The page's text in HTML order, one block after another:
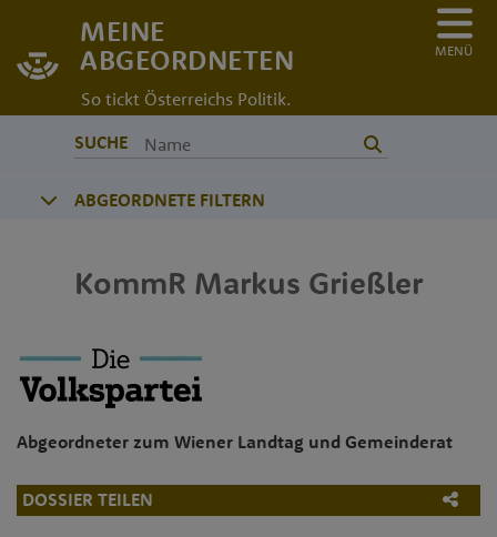
MEINE
ABGEORDNETEN
So tickt Österreichs Politik.
MENÜ
SUCHE
ABGEORDNETE FILTERN
KommR Markus Grießler
Abgeordneter zum Wiener Landtag und Gemeinderat
DOSSIER TEILEN